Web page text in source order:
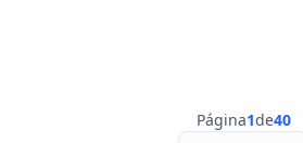
Página1de40